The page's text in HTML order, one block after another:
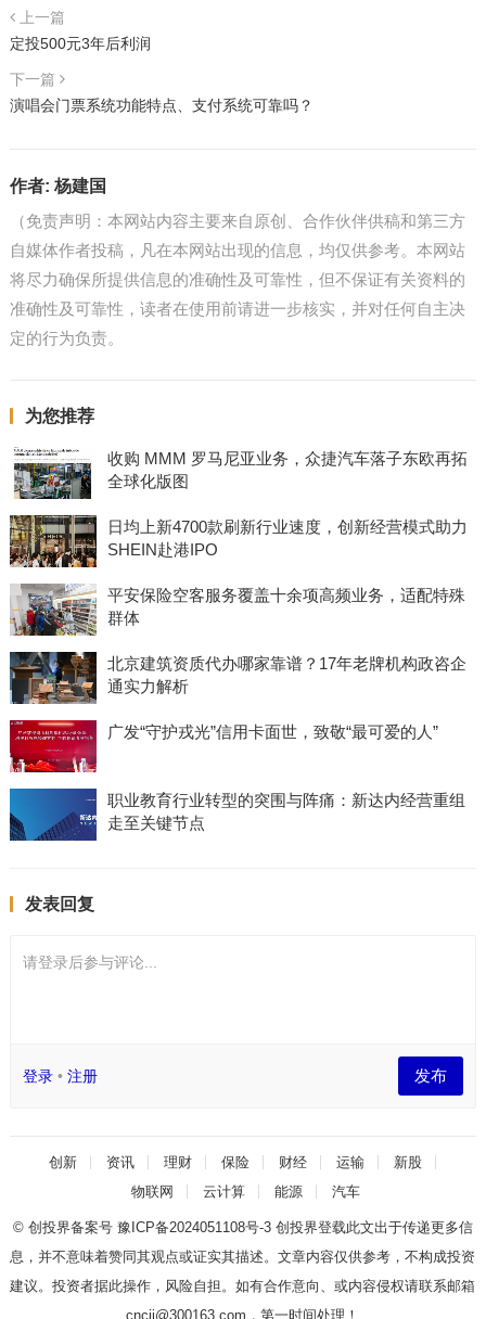
上一篇
定投500元3年后利润
下一篇
演唱会门票系统功能特点、支付系统可靠吗？
作者: 杨建国
（免责声明：本网站内容主要来自原创、合作伙伴供稿和第三方
自媒体作者投稿，凡在本网站出现的信息，均仅供参考。本网站
将尽力确保所提供信息的准确性及可靠性，但不保证有关资料的
准确性及可靠性，读者在使用前请进一步核实，并对任何自主决
定的行为负责。
为您推荐
收购 MMM 罗马尼亚业务，众捷汽车落子东欧再拓
全球化版图
日均上新4700款刷新行业速度，创新经营模式助力
SHEIN赴港IPO
平安保险空客服务覆盖十余项高频业务，适配特殊
群体
北京建筑资质代办哪家靠谱？17年老牌机构政咨企
通实力解析
广发“守护戎光”信用卡面世，致敬“最可爱的人”
职业教育行业转型的突围与阵痛：新达内经营重组
走至关键节点
发表回复
请登录后参与评论...
登录• 注册 发布
创新 资讯 理财 保险 财经 运输
新股
物联网
云计算 能源 汽车
© 创投界备案号 豫ICP备2024051108号-3 创投界登载此文出于传递更多信
息，并不意味着赞同其观点或证实其描述。文章内容仅供参考，不构成投资
建议。投资者据此操作，风险自担。如有合作意向、或内容侵权请联系邮箱
cncjj@300163.com，第一时间处理！